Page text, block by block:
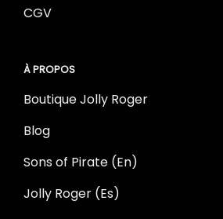
CGV
À PROPOS
Boutique Jolly Roger
Blog
Sons of Pirate (En)
Jolly Roger (Es)